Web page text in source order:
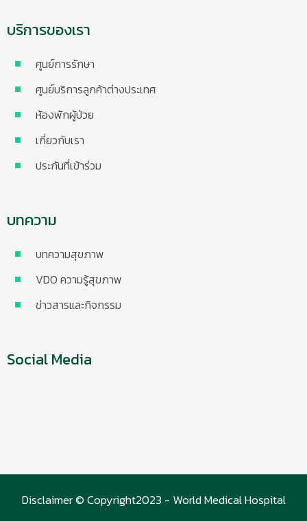
บริการของเรา
ศูนย์การรักษา
ศูนย์บริการลูกค้าต่างประเทศ
ห้องพักผู้ป่วย
เกี่ยวกับเรา
ประกันที่เข้าร่วม
บทความ
บทความสุขภาพ
VDO ความรู้สุขภาพ
ข่าวสารและกิจกรรม
Social Media
Disclaimer © Copyright2023 - World Medical Hospital